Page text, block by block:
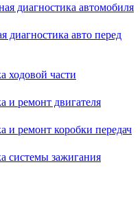
диагностика автомобиля
диагностика авто перед
ходовой части
и ремонт двигателя
и ремонт коробки передач
системы зажигания